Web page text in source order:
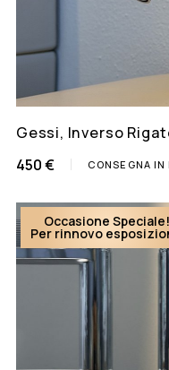
Gessi, Inverso
450 €
CONSEGNA
Occasione Speciale!
Per rinnovo